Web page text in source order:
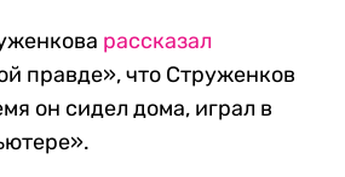
рассказал
правде», что Струженков
он сидел дома, играл в